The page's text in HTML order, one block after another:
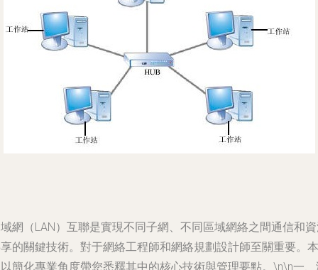
網（LAN）互聯是實現不同子網、不同區域網絡之間通信和
的關鍵技術。對于網絡工程師和網絡規劃設計師至關重要。本
簡化專業角度帶您悉釋其中的核心技術與管理要點。\n\n一